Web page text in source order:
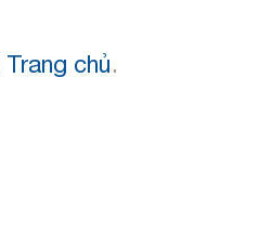
Trang chủ.